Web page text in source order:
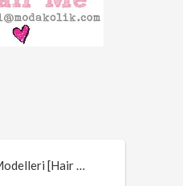
[Hair …